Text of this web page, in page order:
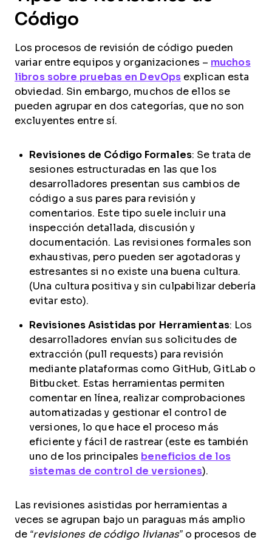
Código
Los procesos de revisión de código pueden
variar entre equipos y organizaciones – muchos
libros sobre pruebas en DevOps explican esta
obviedad. Sin embargo, muchos de ellos se
pueden agrupar en dos categorías, que no son
excluyentes entre sí.
Revisiones de Código Formales: Se trata de
sesiones estructuradas en las que los
desarrolladores presentan sus cambios de
código a sus pares para revisión y
comentarios. Este tipo suele incluir una
inspección detallada, discusión y
documentación. Las revisiones formales son
exhaustivas, pero pueden ser agotadoras y
estresantes si no existe una buena cultura.
(Una cultura positiva y sin culpabilizar debería
evitar esto).
Revisiones Asistidas por Herramientas: Los
desarrolladores envían sus solicitudes de
extracción (pull requests) para revisión
mediante plataformas como GitHub, GitLab o
Bitbucket. Estas herramientas permiten
comentar en línea, realizar comprobaciones
automatizadas y gestionar el control de
versiones, lo que hace el proceso más
eficiente y fácil de rastrear (este es también
uno de los principales beneficios de los
sistemas de control de versiones).
Las revisiones asistidas por herramientas a
veces se agrupan bajo un paraguas más amplio
de “revisiones de código livianas”o procesos de